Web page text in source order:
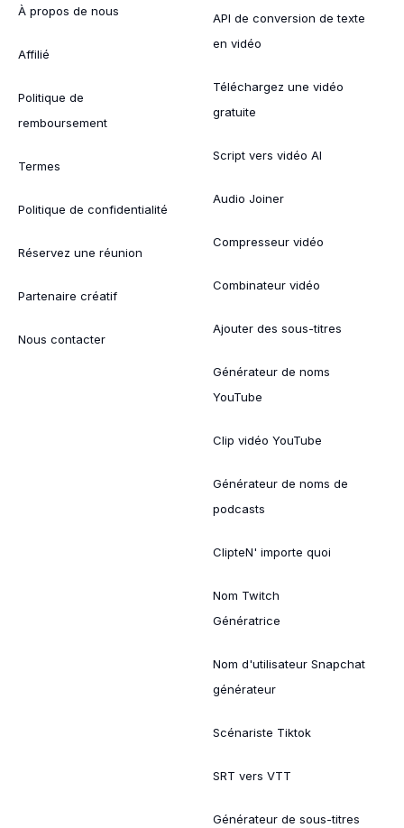
À propos de nous
Affilié
Politique de
remboursement
Termes
Politique de confidentialité
Réservez une réunion
Partenaire créatif
Nous contacter
API de conversion de texte
en vidéo
Téléchargez une vidéo
gratuite
Script vers vidéo AI
Audio Joiner
Compresseur vidéo
Combinateur vidéo
Ajouter des sous-titres
Générateur de noms
YouTube
Clip vidéo YouTube
Générateur de noms de
podcasts
ClipteN' importe quoi
Nom Twitch
Génératrice
Nom d'utilisateur Snapchat
générateur
Scénariste Tiktok
SRT vers VTT
Générateur de sous-titres